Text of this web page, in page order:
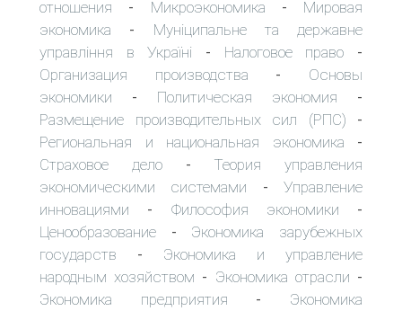
отношения - Микроэкономика - Мировая
экономика - Муніципальне та державне
управління в Україні - Налоговое право -
Организация производства - Основы
экономики - Политическая экономия -
Размещение производительных сил (РПС) -
Региональная и национальная экономика -
Страховое дело- Теория управления
экономическими системами -Управление
инновациями - Философия экономики -
Ценообразование - Экономика зарубежных
государств - Экономика и управление
народным хозяйством - Экономика отрасли -
Экономика предприятия - Экономика